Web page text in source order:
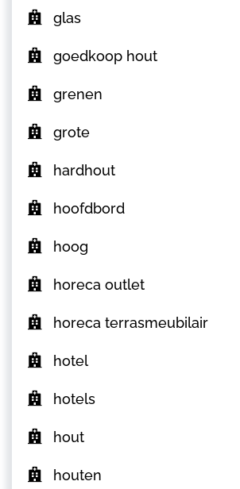
glas
goedkoop hout
grenen
grote
hardhout
hoofdbord
hoog
horeca outlet
horeca terrasmeubilair
hotel
hotels
hout
houten